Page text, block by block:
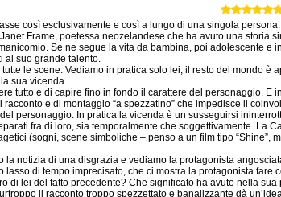
così esclusivamente e così a lungo di una singola
Frame, poetessa neozelandese che ha avuto una storia
Se ne segue la vita da bambina, poi adolescente e
al suo grande talento.
le scene. Vediamo in pratica solo lei; il resto del mondo è
sua vicenda.
tutto e di capire fino in fondo il carattere del personaggio. E
e di montaggio “a spezzatino” che impedisce il
personaggio. In pratica la vicenda è un susseguirsi
fra di loro, sia temporalmente che soggettivamente. La
(sogni, scene simboliche – penso a un film tipo “Shine”,
la notizia di una disgrazia e vediamo la protagonista
lasso di tempo imprecisato, che ci mostra la protagonista fare
di lei del fatto precedente? Che significato ha avuto nella sua
il racconto troppo spezzettato e banalizzante dà